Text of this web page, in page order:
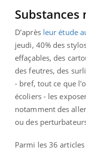
Substances
D’après leur étude
jeudi, 40% des
effaçables, des
des feutres, des
- bref, tout ce que
écoliers - les
notamment des
ou des
Parmi les 36